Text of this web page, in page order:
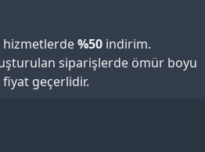
hizmetlerde%50 indirim.
siparişlerde ömür boyu
geçerlidir.​